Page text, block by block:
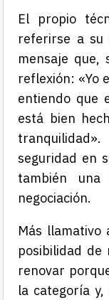
El propio
referirse a su
mensaje
reflexión: «Yo
entiendo que
está bien
seguridad en
también
negociación.
Más llamativo
posibilidad
renovar
la categoría